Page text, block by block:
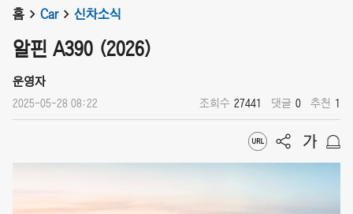
홈 Car 신차소식
알핀 A390 (2026)
운영자
2025-05-28 08:22 조회수 27441 댓글 0 추천 1